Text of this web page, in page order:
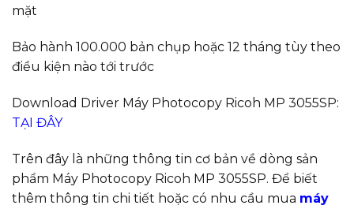
mặt
Bảo hành 100.000 bản chụp hoặc 12 tháng tùy theo
điều kiện nào tới trước
Download Driver Máy Photocopy Ricoh MP 3055SP:
TẠI ĐÂY
Trên đây là những thông tin cơ bản về dòng sản
phẩm Máy Photocopy Ricoh MP 3055SP. Để biết
thêm thông tin chi tiết hoặc có nhu cầu mua máy